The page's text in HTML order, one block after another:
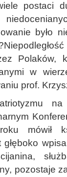
postaci
było
Polaków,
w
prof.
mówił
pozostaje